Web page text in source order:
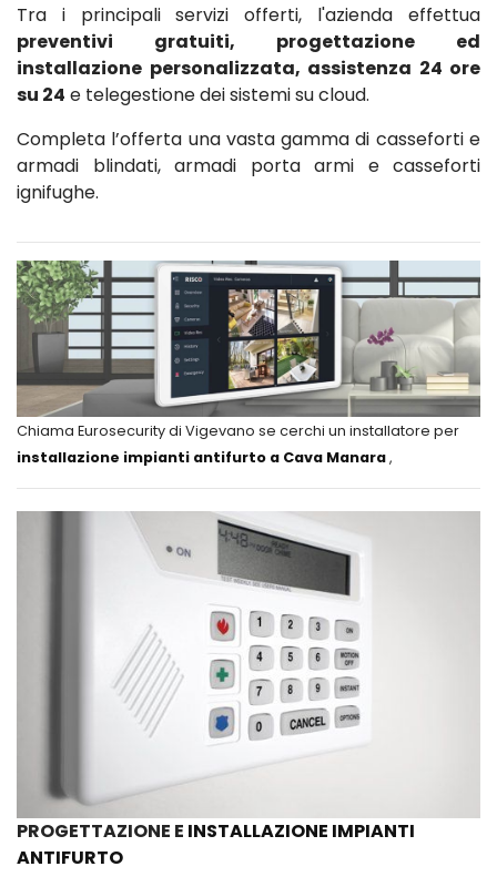
Tra i principali servizi offerti, l'azienda effettua
preventivi gratuiti, progettazione ed
installazione personalizzata, assistenza 24 ore
su 24 e telegestione dei sistemi su cloud.
Completa l’offerta una vasta gamma di casseforti e
armadi blindati, armadi porta armi e casseforti
ignifughe.
Chiama Eurosecurity di Vigevano se cerchi un installatore per
installazione impianti antifurto a Cava Manara,
PROGETTAZIONE E INSTALLAZIONE IMPIANTI
ANTIFURTO